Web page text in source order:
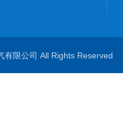
有限公司 All Rights